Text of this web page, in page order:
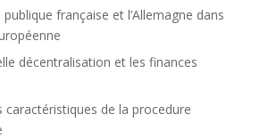
publique française et l’Allemagne dans
décentralisation et les finances
caractéristiques de la procedure